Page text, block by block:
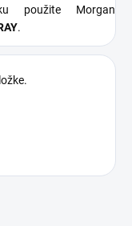
použite Morgan
.